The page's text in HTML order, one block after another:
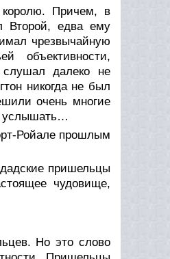
королю. Причем, в
Второй, едва ему
чрезвычайную
объективности,
далеко не
никогда не был
очень многие
услышать…
Ройале прошлым
пришельцы
чудовище,
Но это слово